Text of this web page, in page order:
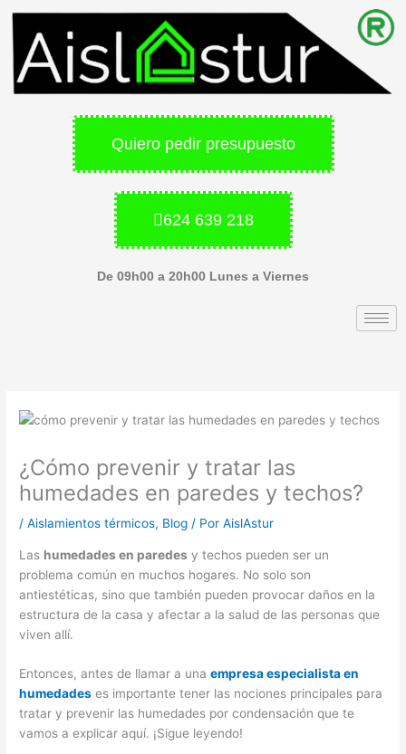
contenido
Quiero pedir presupuesto
624 639 218
De 09h00 a 20h00 Lunes a Viernes
¿Cómo prevenir y tratar las
humedades en paredes y techos?
/Aislamientos térmicos, Blog / PorAislAstur
Las humedades en paredes y techos pueden ser un
problema común en muchos hogares. No solo son
antiestéticas, sino que también pueden provocar daños en la
estructura de la casa y afectar a la salud de las personas que
viven allí.
Entonces, antes de llamar a unaempresa especialista en
humedades es importante tener las nociones principales para
tratar y prevenir las humedades por condensación que te
vamos a explicar aquí. ¡Sigue leyendo!